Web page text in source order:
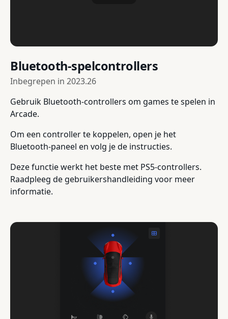
Bluetooth-spelcontrollers
Inbegrepen in 2023.26
Gebruik Bluetooth-controllers om games te spelen in
Arcade.
Om een controller te koppelen, open je het
Bluetooth-paneel en volg je de instructies.
Deze functie werkt het beste met PS5-controllers.
Raadpleeg de gebruikershandleiding voor meer
informatie.